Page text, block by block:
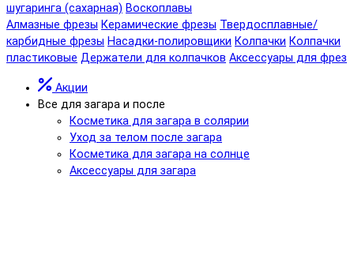
шугаринга (сахарная) Воскоплавы
Алмазные фрезы Керамические фрезы Твердосплавные/
карбидные фрезы Насадки-полировщики Колпачки Колпачки
пластиковые Держатели для колпачков Аксессуары для фрез
Акции
Все для загара и после
Косметика для загара в солярии
Уход за телом после загара
Косметика для загара на солнце
Аксессуары для загара